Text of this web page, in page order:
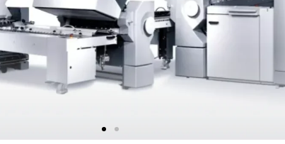
چاپ روی متریال
چاپ رول